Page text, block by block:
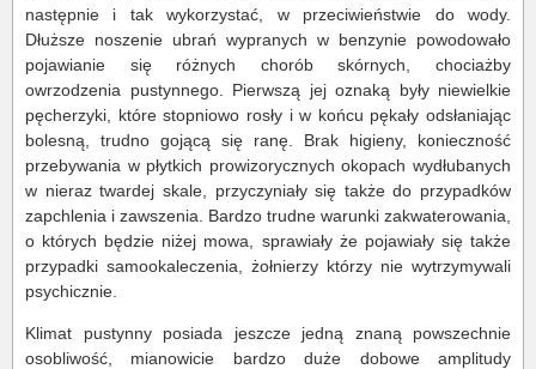
następnie i tak wykorzystać, w przeciwieństwie do wody.
Dłuższe noszenie ubrań wypranych w benzynie powodowało
pojawianie się różnych chorób skórnych, chociażby
owrzodzenia pustynnego. Pierwszą jej oznaką były niewielkie
pęcherzyki, które stopniowo rosły i w końcu pękały odsłaniając
bolesną, trudno gojącą się ranę. Brak higieny, konieczność
przebywania w płytkich prowizorycznych okopach wydłubanych
w nieraz twardej skale, przyczyniały się także do przypadków
zapchlenia i zawszenia. Bardzo trudne warunki zakwaterowania,
o których będzie niżej mowa, sprawiały że pojawiały się także
przypadki samookaleczenia, żołnierzy którzy nie wytrzymywali
psychicznie.
Klimat pustynny posiada jeszcze jedną znaną powszechnie
osobliwość, mianowicie bardzo duże dobowe amplitudy